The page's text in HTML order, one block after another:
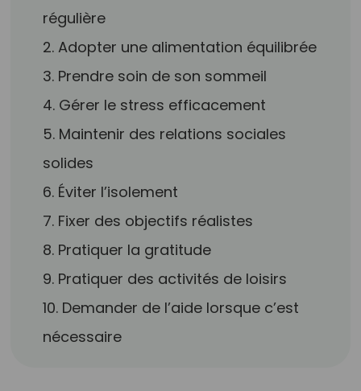
régulière
2. Adopter une alimentation équilibrée
3. Prendre soin de son sommeil
4. Gérer le stress efficacement
5. Maintenir des relations sociales
solides
6. Éviter l’isolement
7. Fixer des objectifs réalistes
8. Pratiquer la gratitude
9. Pratiquer des activités de loisirs
10. Demander de l’aide lorsque c’est
nécessaire